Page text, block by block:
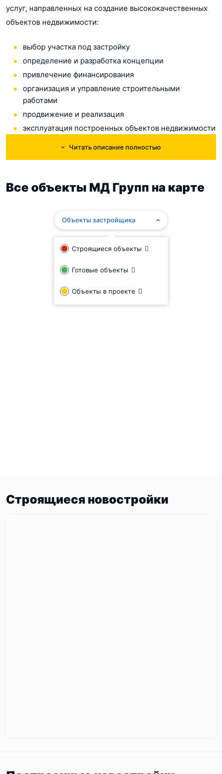
услуг, направленных на создание высококачественных
объектов недвижимости:
выбор участка под застройку
определение и разработка концепции
привлечение финансирования
организация и управление строительными
работами
продвижение и реализация
эксплуатация построенных объектов недвижимости
В настоящее время девелоперский портфель компании
жилой недвижимости
Читать описание полностью
Все объекты МД Групп на карте
Объекты застройщика
Строящиеся объекты
Готовые объекты
Объекты в проекте
Строящиеся новостройки